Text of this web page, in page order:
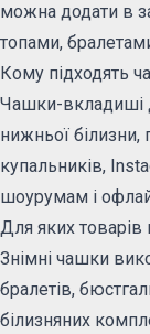
можна додати в
топами,
Кому підходять
Чашки-вкладиші
нижньої білизни,
купальників,
шоурумам і
Для яких
Знімні чашки
бралетів,
білизняних